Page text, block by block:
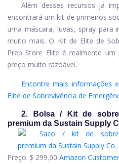
Além desses recursos já
encontrará um kit de primeiros
uma máscara, luvas, spray para
muito mais. O Kit de Elite de
Prep Store Elite é realmente
preço muito razoável.
Encontre mais informações
Elite de Sobrevivência de
2. Bolsa / Kit de
premium da Sustain Supply
Preço: $ 299,00 Amazon